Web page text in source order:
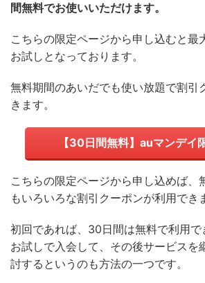
間無料でお使いいただけます。
こちらの限定ページから申し込むと最
お試しとなっております。
無料期間のあいだでも使い放題で割引
きます。
【30日間無料】auマンデイ
こちらの限定ページから申し込めば、
もいろいろな割引クーポンが利用でき
初回であれば、30日間は無料で利用で
お試しで入会して、その後サービスを
討するというのも方法の一つです。